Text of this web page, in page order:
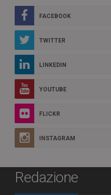
FACEBOOK
TWITTER
LINKEDIN
YOUTUBE
FLICKR
INSTAGRAM
Redazione